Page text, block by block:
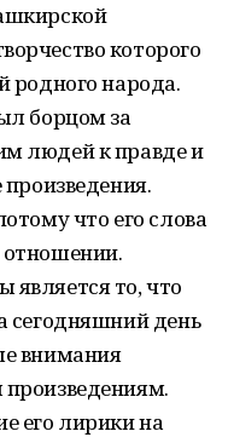
которого
родного народа.
борцом за
людей к правде и
произведения.
что его слова
является то, что
сегодняшний день
внимания
его лирики на